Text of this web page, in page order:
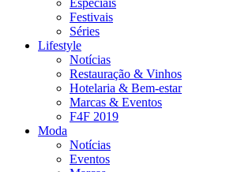
Festivais
Séries
Lifestyle
Notícias
Restauração & Vinhos
Hotelaria & Bem-estar
Marcas & Eventos
F4F 2019
Moda
Notícias
Eventos